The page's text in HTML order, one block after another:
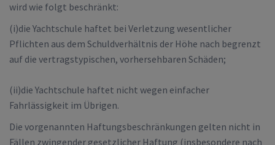
wird wie folgt beschränkt:
(i)die Yachtschule haftet bei Verletzung wesentlicher
Pflichten aus dem Schuldverhältnis der Höhe nach begrenzt
auf die vertragstypischen, vorhersehbaren Schäden;
(ii)die Yachtschule haftet nicht wegen einfacher
Fahrlässigkeit im Übrigen.
Die vorgenannten Haftungsbeschränkungen gelten nicht in
Fällen zwingender gesetzlicher Haftung (insbesondere nach